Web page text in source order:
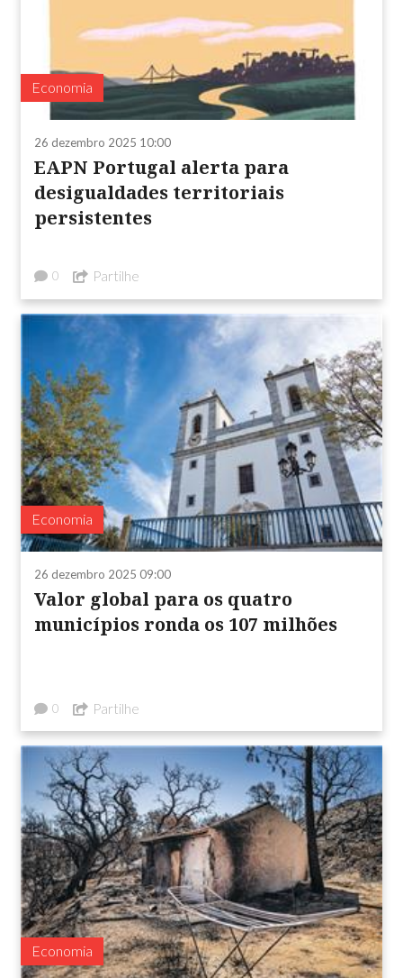
Economia
26 dezembro 2025 10:00
EAPN Portugal alerta para
desigualdades territoriais
persistentes
0 Partilhe
Economia
26 dezembro 2025 09:00
Valor global para os quatro
municípios ronda os 107 milhões
0 Partilhe
Economia